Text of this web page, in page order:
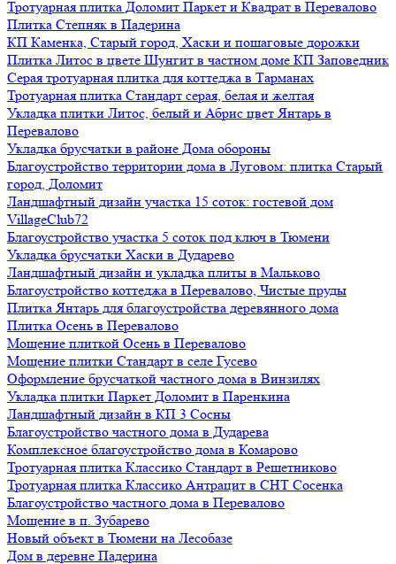
Тротуарная плитка Доломит Паркет и Квадрат в Перевалово
Плитка Степняк в Падерина
КП Каменка, Старый город, Хаски и пошаговые дорожки
Плитка Литос в цвете Шунгит в частном доме КП Заповедник
Серая тротуарная плитка для коттеджа в Тарманах
Тротуарная плитка Стандарт серая, белая и желтая
Укладка плитки Литос, белый и Абрис цвет Янтарь в
Перевалово
Укладка брусчатки в районе Дома обороны
Благоустройство территории дома в Луговом: плитка Старый
город, Доломит
Ландшафтный дизайн участка 15 соток: гостевой дом
VillageClub72
Благоустройство участка 5 соток под ключ в Тюмени
Укладка брусчатки Хаски в Дударево
Ландшафтный дизайн и укладка плиты в Мальково
Благоустройство коттеджа в Перевалово, Чистые пруды
Плитка Янтарь для благоустройства деревянного дома
Плитка Осень в Перевалово
Мощение плиткой Осень в Перевалово
Мощение плитки Стандарт в селе Гусево
Оформление брусчаткой частного дома в Винзилях
Укладка плитки Паркет Доломит в Паренкина
Ландшафтный дизайн в КП 3 Сосны
Благоустройство частного дома в Дударева
Комплексное благоустройство дома в Комарово
Тротуарная плитка Классико Стандарт в Решетниково
Тротуарная плитка Классико Антрацит в СНТ Сосенка
Благоустройство частного дома в Перевалово
Мощение в п. Зубарево
Новый объект в Тюмени на Лесобазе
Дом в деревне Падерина